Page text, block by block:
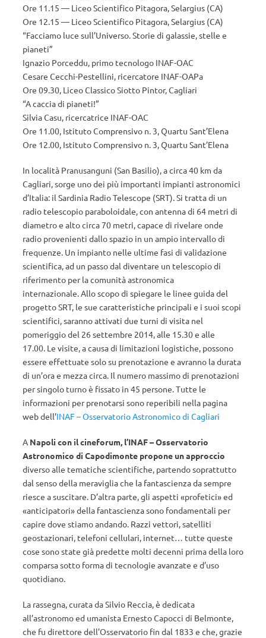
Ore 11.15 — Liceo Scientifico Pitagora, Selargius (CA)
Ore 12.15 — Liceo Scientifico Pitagora, Selargius (CA)
“Facciamo luce sull’Universo. Storie di galassie, stelle e
pianeti”
Ignazio Porceddu, primo tecnologo INAF-OAC
Cesare Cecchi-Pestellini, ricercatore INAF-OAPa
Ore 09.30, Liceo Classico Siotto Pintor, Cagliari
“A caccia di pianeti!”
Silvia Casu, ricercatrice INAF-OAC
Ore 11.00, Istituto Comprensivo n. 3, Quartu Sant’Elena
Ore 12.00, Istituto Comprensivo n. 3, Quartu Sant’Elena
In località Pranusanguni (San Basilio), a circa 40 km da
Cagliari, sorge uno dei più importanti impianti astronomici
d’Italia: il Sardinia Radio Telescope (SRT). Si tratta di un
radio telescopio paraboloidale, con antenna di 64 metri di
diametro e alto circa 70 metri, capace di rivelare onde
radio provenienti dallo spazio in un ampio intervallo di
frequenze. Un impianto nelle ultime fasi di validazione
scientifica, ad un passo dal diventare un telescopio di
riferimento per la comunità astronomica
internazionale. Allo scopo di spiegare le linee guida del
progetto SRT, le sue caratteristiche principali e i suoi scopi
scientifici, saranno attivati due turni di visita nel
pomeriggio del 26 settembre 2014, alle 15.30 e alle
17.00. Le visite, a causa di limitazioni logistiche, possono
essere effettuate solo su prenotazione e avranno la durata
di un’ora e mezza circa. Il numero massimo di prenotazioni
per singolo turno è fissato in 45 persone. Tutte le
informazioni per prenotarsi sono reperibili nella pagina
web dell’INAF – Osservatorio Astronomico di Cagliari
A Napoli con il cineforum, l’INAF – Osservatorio
Astronomico di Capodimonte propone un approccio
diverso alle tematiche scientifiche, partendo soprattutto
dal senso della meraviglia che la fantascienza da sempre
riesce a suscitare. D’altra parte, gli aspetti «profetici» ed
«anticipatori» della fantascienza sono fondamentali per
capire dove stiamo andando. Razzi vettori, satelliti
geostazionari, telefoni cellulari, internet… tutte queste
cose sono state già predette molti decenni prima della loro
comparsa sotto forma di tecnologie avanzate e d’uso
quotidiano.
La rassegna, curata da Silvio Reccia, è dedicata
all’astronomo ed umanista Ernesto Capocci di Belmonte,
che fu direttore dell’Osservatorio fin dal 1833 e che, grazie